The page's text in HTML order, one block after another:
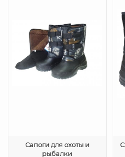
Сапоги для охоты и
рыбалки